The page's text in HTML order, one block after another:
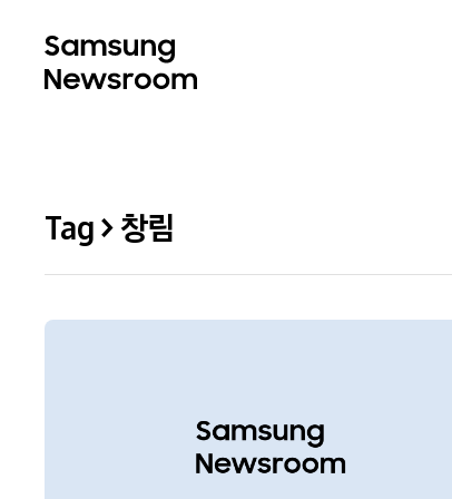
Tag > 창림